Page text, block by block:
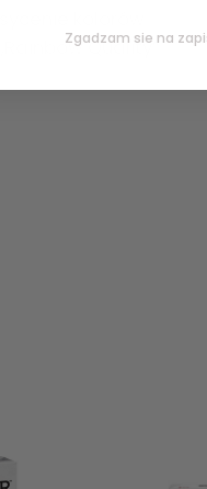
kolorów
Quality”.
Zgadzam sie na